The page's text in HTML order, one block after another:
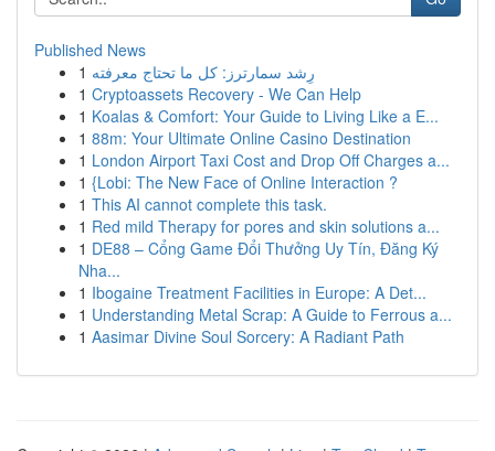
Published News
1 رِشد سمارترز: كل ما تحتاج معرفته
1 Cryptoassets Recovery - We Can Help
1 Koalas & Comfort: Your Guide to Living Like a E...
1 88m: Your Ultimate Online Casino Destination
1 London Airport Taxi Cost and Drop Off Charges a...
1 {Lobi: The New Face of Online Interaction ?
1 This AI cannot complete this task.
1 Red mild Therapy for pores and skin solutions a...
1 DE88 – Cổng Game Đổi Thưởng Uy Tín, Đăng Ký
Nha...
1 Ibogaine Treatment Facilities in Europe: A Det...
1 Understanding Metal Scrap: A Guide to Ferrous a...
1 Aasimar Divine Soul Sorcery: A Radiant Path